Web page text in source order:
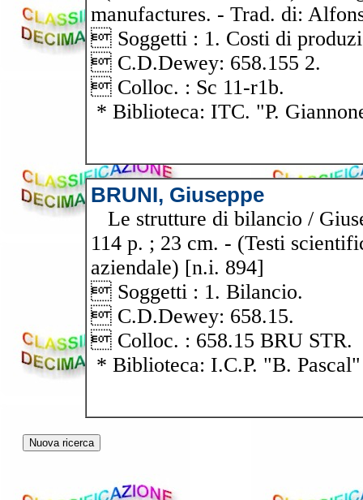
manufactures. - Trad. di:
 Soggetti : 1. Costi di
 C.D.Dewey: 658.155 2.
 Colloc. : Sc 11-r1b.
* Biblioteca: ITC. "P.
BRUNI, Giuseppe
Le strutture di bilancio /
114 p. ; 23 cm. - (Testi
aziendale) [n.i. 894]
 Soggetti : 1. Bilancio.
 C.D.Dewey: 658.15.
 Colloc. : 658.15 BRU STR.
* Biblioteca: I.C.P. "B. Pascal"